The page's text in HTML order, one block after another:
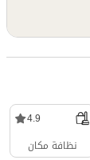
4.9
نظافة مكان